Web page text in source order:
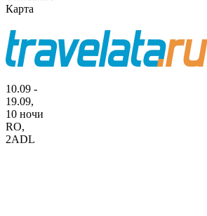
Карта
10.09 -
19.09,
10 ночи
RO,
2ADL